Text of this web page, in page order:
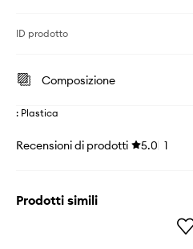
ID prodotto
Composizione
: Plastica
Recensioni di prodotti 5.0 1
Prodotti simili